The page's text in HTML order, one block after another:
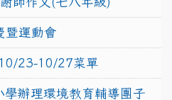
暨運動會
23-10/27菜單
辦理環境教育輔導團子